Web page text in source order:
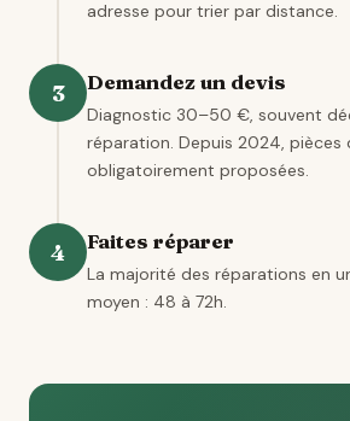
adresse pour trier par distance.
3 Demandez un devis
Diagnostic 30–50 €, souvent
réparation. Depuis 2024, pièces
obligatoirement proposées.
4 Faites réparer
La majorité des réparations en
moyen : 48 à 72h.